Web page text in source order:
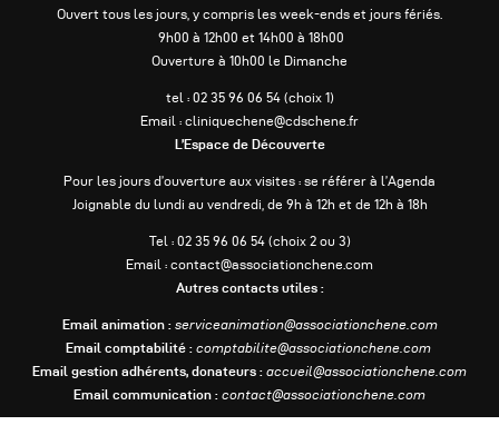
Ouvert tous les jours, y compris les week-ends et jours fériés.
9h00 à 12h00 et 14h00 à 18h00
Ouverture à 10h00 le Dimanche
tel : 02 35 96 06 54 (choix 1)
Email : cliniquechene@cdschene.fr
L’Espace de Découverte
Pour les jours d’ouverture aux visites : se référer à l’Agenda
Joignable du lundi au vendredi, de 9h à 12h et de 12h à 18h
Tel : 02 35 96 06 54 (choix 2 ou 3)
Email : contact@associationchene.com
Autres contacts utiles :
Email animation : serviceanimation@associationchene.com
Email comptabilité : comptabilite@associationchene.com
Email gestion adhérents, donateurs : accueil@associationchene.com
Email communication : contact@associationchene.com